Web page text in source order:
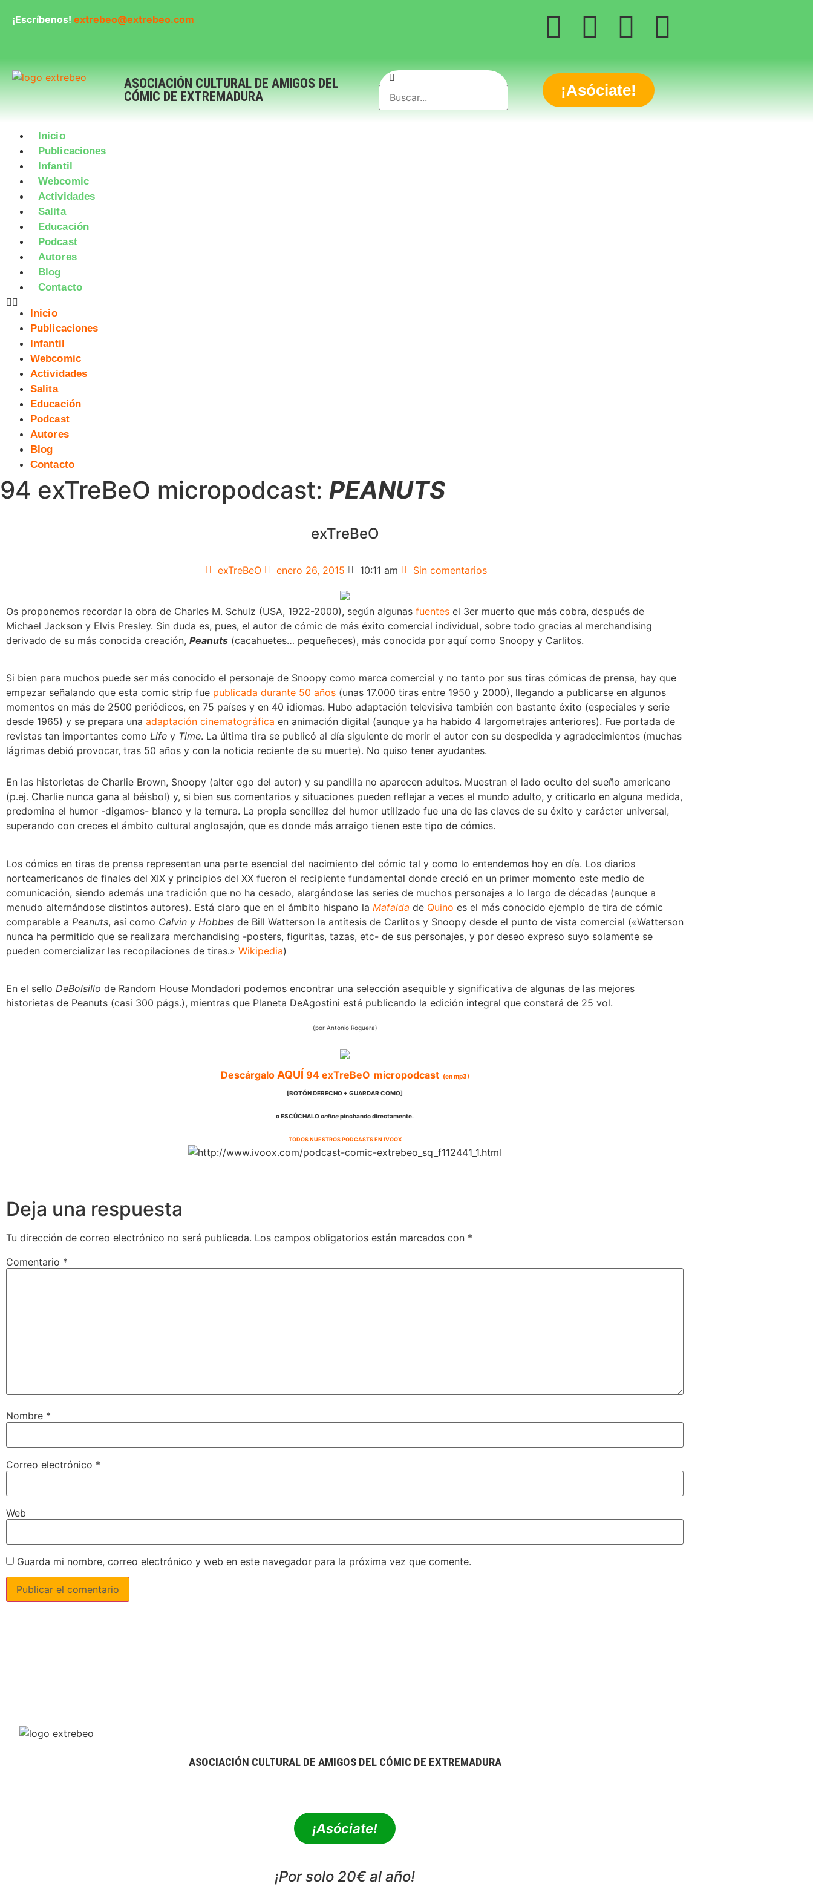
¡Escríbenos! extrebeo@extrebeo.com
ASOCIACIÓN CULTURAL DE AMIGOS DEL
CÓMIC DE EXTREMADURA
¡Asóciate!
Inicio
Publicaciones
Infantil
Webcomic
Actividades
Salita
Educación
Podcast
Autores
Blog
Contacto
Inicio
Publicaciones
Infantil
Webcomic
Actividades
Salita
Educación
Podcast
Autores
Blog
Contacto
94 exTreBeO micropodcast: PEANUTS
exTreBeO
exTreBeO enero 26, 2015 10:11 am Sin comentarios
Os proponemos recordar la obra de Charles M. Schulz (USA, 1922-2000), según algunas fuentes el 3er muerto que más cobra, después de
Michael Jackson y Elvis Presley. Sin duda es, pues, el autor de cómic de más éxito comercial individual, sobre todo gracias al merchandising
derivado de su más conocida creación, Peanuts (cacahuetes… pequeñeces), más conocida por aquí como Snoopy y Carlitos.
Si bien para muchos puede ser más conocido el personaje de Snoopy como marca comercial y no tanto por sus tiras cómicas de prensa, hay que
empezar señalando que esta comic strip fue publicada durante 50 años (unas 17.000 tiras entre 1950 y 2000), llegando a publicarse en algunos
momentos en más de 2500 periódicos, en 75 países y en 40 idiomas. Hubo adaptación televisiva también con bastante éxito (especiales y serie
desde 1965) y se prepara una adaptación cinematográfica en animación digital (aunque ya ha habido 4 largometrajes anteriores). Fue portada de
revistas tan importantes como Life y Time. La última tira se publicó al día siguiente de morir el autor con su despedida y agradecimientos (muchas
lágrimas debió provocar, tras 50 años y con la noticia reciente de su muerte). No quiso tener ayudantes.
En las historietas de Charlie Brown, Snoopy (alter ego del autor) y su pandilla no aparecen adultos. Muestran el lado oculto del sueño americano
(p.ej. Charlie nunca gana al béisbol) y, si bien sus comentarios y situaciones pueden reflejar a veces el mundo adulto, y criticarlo en alguna medida,
predomina el humor -digamos- blanco y la ternura. La propia sencillez del humor utilizado fue una de las claves de su éxito y carácter universal,
superando con creces el ámbito cultural anglosajón, que es donde más arraigo tienen este tipo de cómics.
Los cómics en tiras de prensa representan una parte esencial del nacimiento del cómic tal y como lo entendemos hoy en día. Los diarios
norteamericanos de finales del XIX y principios del XX fueron el recipiente fundamental donde creció en un primer momento este medio de
comunicación, siendo además una tradición que no ha cesado, alargándose las series de muchos personajes a lo largo de décadas (aunque a
menudo alternándose distintos autores). Está claro que en el ámbito hispano la Mafalda de Quino es el más conocido ejemplo de tira de cómic
comparable a Peanuts, así como Calvin y Hobbes de Bill Watterson la antítesis de Carlitos y Snoopy desde el punto de vista comercial («Watterson
nunca ha permitido que se realizara merchandising -posters, figuritas, tazas, etc- de sus personajes, y por deseo expreso suyo solamente se
pueden comercializar las recopilaciones de tiras.» Wikipedia)
En el sello DeBolsillo de Random House Mondadori podemos encontrar una selección asequible y significativa de algunas de las mejores
historietas de Peanuts (casi 300 págs.), mientras que Planeta DeAgostini está publicando la edición integral que constará de 25 vol.
(por Antonio Roguera)
Descárgalo AQUÍ 94exTreBeO micropodcast (en mp3)
[BOTÓN DERECHO + GUARDAR COMO]
o ESCÚCHALOonlinepinchando directamente.
TODOS NUESTROS PODCASTS EN IVOOX
Deja una respuesta
Tu dirección de correo electrónico no será publicada. Los campos obligatorios están marcados con *
Comentario *
Nombre *
Correo electrónico *
Web
Guarda mi nombre, correo electrónico y web en este navegador para la próxima vez que comente.
ASOCIACIÓN CULTURAL DE AMIGOS DEL CÓMIC DE EXTREMADURA
¡Asóciate!
¡Por solo 20€ al año!